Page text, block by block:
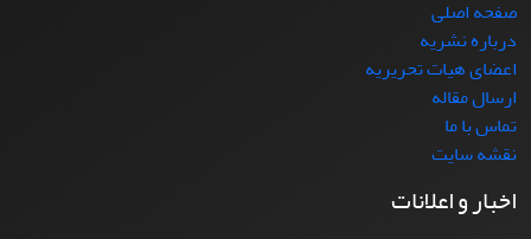
صفحه اصلی
درباره نشریه
اعضای هیات تحریریه
ارسال مقاله
تماس با ما
نقشه سایت
اخبار و اعلانات